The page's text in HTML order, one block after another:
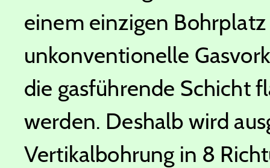
einem einzigen
unkonventionelle
die gasführende Schicht
werden. Deshalb wird
Vertikalbohrung in 8